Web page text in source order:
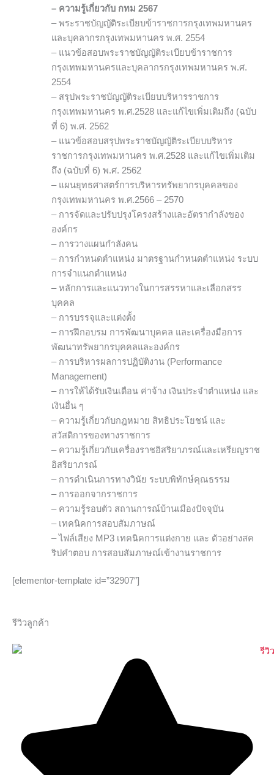
– ความรู้เกี่ยวกับ กทม 2567
– พระราชบัญญัติระเบียบข้าราชการกรุงเทพมหานคร
และบุคลากรกรุงเทพมหานคร พ.ศ. 2554
– แนวข้อสอบพระราชบัญญัติระเบียบข้าราชการ
กรุงเทพมหานครและบุคลากรกรุงเทพมหานคร พ.ศ.
2554
– สรุปพระราชบัญญัติระเบียบบริหารราชการ
กรุงเทพมหานคร พ.ศ.2528 และแก้ไขเพิ่มเติมถึง (ฉบับ
ที่ 6) พ.ศ. 2562
– แนวข้อสอบสรุปพระราชบัญญัติระเบียบบริหาร
ราชการกรุงเทพมหานคร พ.ศ.2528 และแก้ไขเพิ่มเติม
ถึง (ฉบับที่ 6) พ.ศ. 2562
– แผนยุทธศาสตร์การบริหารทรัพยากรบุคคลของ
กรุงเทพมหานคร พ.ศ.2566 – 2570
– การจัดและปรับปรุงโครงสร้างและอัตรากำลังของ
องค์กร
– การวางแผนกำลังคน
– การกำหนดตำแหน่ง มาตรฐานกำหนดตำแหน่ง ระบบ
การจำแนกตำแหน่ง
– หลักการและแนวทางในการสรรหาและเลือกสรร
บุคคล
– การบรรจุและแต่งตั้ง
– การฝึกอบรม การพัฒนาบุคคล และเครื่องมือการ
พัฒนาทรัพยากรบุคคลและองค์กร
– การบริหารผลการปฏิบัติงาน (Performance
Management)
– การให้ได้รับเงินเดือน ค่าจ้าง เงินประจำตำแหน่ง และ
เงินอื่น ๆ
– ความรู้เกี่ยวกับกฎหมาย สิทธิประโยชน์ และ
สวัสดิการของทางราชการ
– ความรู้เกี่ยวกับเครื่องราชอิสริยาภรณ์และเหรียญราช
อิสริยาภรณ์
– การดำเนินการทางวินัย ระบบพิทักษ์คุณธรรม
– การออกจากราชการ
– ความรู้รอบตัว สถานการณ์บ้านเมืองปัจจุบัน
– เทคนิคการสอบสัมภาษณ์
– ไฟล์เสียง MP3 เทคนิคการแต่งกาย และ ตัวอย่างสค
ริปคำตอบ การสอบสัมภาษณ์เข้างานราชการ
[elementor-template id=”32907″]
รีวิวลูกค้า